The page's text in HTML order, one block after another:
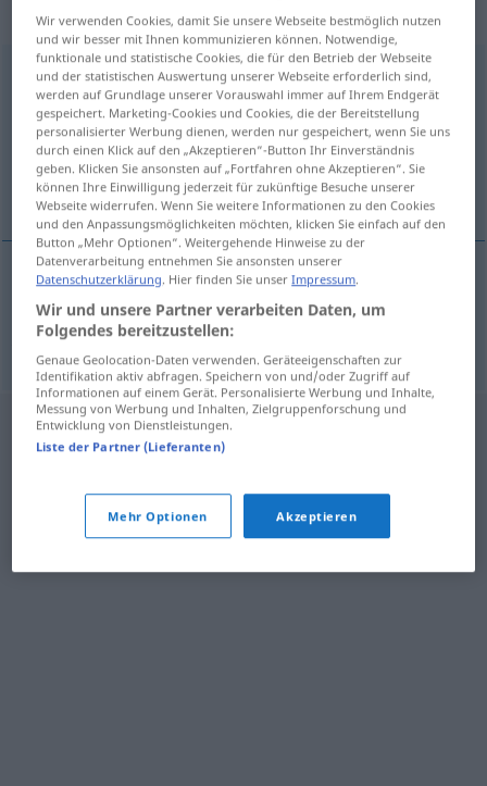
„Zickzacklochung“: Femininum
Zickzacklochungf
Übersicht aller Übersetzungen
(Für mehr Details die Übersetzung anklicken/antippen)
diagonal perforation
diagonal(odzigzag)perforation
Zickzacklochung TECH
Wir verwenden Cookies, damit Sie unsere Webseite bestmöglich nutzen
und wir besser mit Ihnen kommunizieren können. Notwendige,
funktionale und statistische Cookies, die für den Betrieb der Webseite
und der statistischen Auswertung unserer Webseite erforderlich sind,
werden auf Grundlage unserer Vorauswahl immer auf Ihrem Endgerät
gespeichert. Marketing-Cookies und Cookies, die der Bereitstellung
personalisierter Werbung dienen, werden nur gespeichert, wenn Sie uns
durch einen Klick auf den „Akzeptieren“-Button Ihr Einverständnis
geben. Klicken Sie ansonsten auf „Fortfahren ohne Akzeptieren“. Sie
können Ihre Einwilligung jederzeit für zukünftige Besuche unserer
Webseite widerrufen. Wenn Sie weitere Informationen zu den Cookies
und den Anpassungsmöglichkeiten möchten, klicken Sie einfach auf den
Button „Mehr Optionen“. Weitergehende Hinweise zu der
Datenverarbeitung entnehmen Sie ansonsten unserer
Datenschutzerklärung. Hier finden Sie unserImpressum.
Wir und unsere Partner verarbeiten Daten, um
Folgendes bereitzustellen:
Genaue Geolocation-Daten verwenden. Geräteeigenschaften zur
Identifikation aktiv abfragen. Speichern von und/oder Zugriff auf
Informationen auf einem Gerät. Personalisierte Werbung und Inhalte,
Messung von Werbung und Inhalten, Zielgruppenforschung und
Entwicklung von Dienstleistungen.
Liste der Partner (Lieferanten)
Mehr Optionen Akzeptieren